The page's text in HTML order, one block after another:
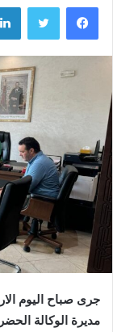
فيسبوك
مديرة الوكالة